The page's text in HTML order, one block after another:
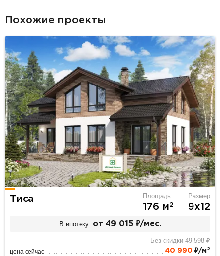
Похожие проекты
Тиса Площадь
176 м2
Размер
9х12
В ипотеку: от 49 015 ₽/мес.
Без скидки 49 598 ₽
цена сейчас 40 990 ₽/м 2